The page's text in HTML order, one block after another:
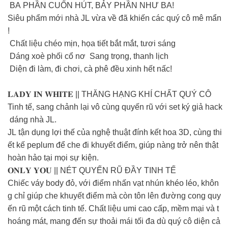
BA PHẦN CUỐN HÚT, BẢY PHẦN NHƯ BA!
Siêu phẩm mới nhà JL vừa về đã khiến các quý cô mê mẩn
!
Chất liệu chéo mịn, họa tiết bắt mắt, tươi sáng
Dáng xoè phối cổ nơ Sang trọng, thanh lịch
Diện đi làm, đi chơi, cà phê đều xinh hết nấc!
𝐋𝐀𝐃𝐘 𝐈𝐍 𝐖𝐇𝐈𝐓𝐄 || THĂNG HẠNG KHÍ CHẤT QUÝ CÔ
Tinh tế, sang chảnh lại vô cùng quyến rũ với set ký giả hack
dáng nhà JL.
JL tận dụng lợi thế của nghệ thuật đính kết hoa 3D, cùng thi
ết kế peplum để che đi khuyết điểm, giúp nàng trở nên thật
hoàn hảo tại mọi sự kiện.
𝐎𝐍𝐋𝐘 𝐘𝐎𝐔 || NÉT QUYẾN RŨ ĐẦY TINH TẾ
Chiếc váy body đỏ, với điểm nhấn vạt nhún khéo léo, khôn
g chỉ giúp che khuyết điểm mà còn tôn lên đường cong quy
ến rũ một cách tinh tế. Chất liệu umi cao cấp, mềm mại và t
hoáng mát, mang đến sự thoải mái tối đa dù quý cô diện cả